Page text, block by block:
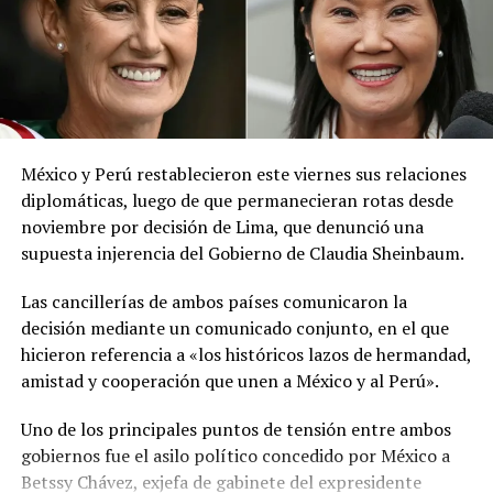
El ministerio agregó que, pese a la presencia del polvo
del Sahara, se esperan lluvias durante los próximos días,
por lo que pidió a la población mantenerse atenta a la
información oficial sobre las condiciones
meteorológicas.
Las autoridades reiteraron el llamado a consultar los
canales oficiales del MARN y adoptar las medidas de
prevención necesarias para reducir los efectos de este
fenómeno atmosférico, especialmente entre las
personas con mayor riesgo de complicaciones de salud.
Comparte esto:
Facebook X
Me gusta esto:
México y Perú restablecieron este viernes sus relaciones
diplomáticas, luego de que permanecieran rotas desde
noviembre por decisión de Lima, que denunció una
supuesta injerencia del Gobierno de Claudia Sheinbaum.
Las cancillerías de ambos países comunicaron la
decisión mediante un comunicado conjunto, en el que
hicieron referencia a «los históricos lazos de hermandad,
amistad y cooperación que unen a México y al Perú».
Uno de los principales puntos de tensión entre ambos
gobiernos fue el asilo político concedido por México a
Betssy Chávez, exjefa de gabinete del expresidente